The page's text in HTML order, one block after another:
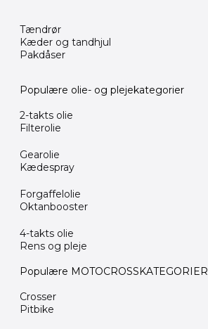
Tændrør
Kæder og tandhjul
Pakdåser
Populære olie- og plejekategorier
2-takts olie
Filterolie
Gearolie
Kædespray
Forgaffelolie
Oktanbooster
4-takts olie
Rens og pleje
Populære MOTOCROSSKATEGORIER
Crosser
Pitbike